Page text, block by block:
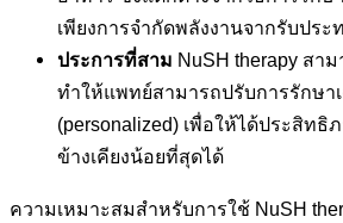
เพียงการจำกัดพลังงานจากรับประ
ประการที่สาม NuSH therapy สา
ทำให้แพทย์สามารถปรับการรักษา
(personalized) เพื่อให้ได้ประสิทธิ
ข้างเคียงน้อยที่สุดได้
ความเหมาะสมสำหรับการใช้ NuSH